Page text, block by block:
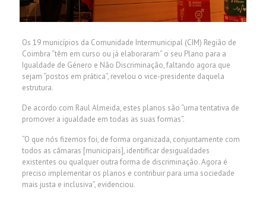
Os 19 municípios da Comunidade Intermunicipal (CIM) Região de
Coimbra “têm em curso ou já elaboraram” o seu Plano para a
Igualdade de Género e Não Discriminação, faltando agora que
sejam “postos em prática”, revelou o vice-presidente daquela
estrutura.
De acordo com Raul Almeida, estes planos são “uma tentativa de
promover a igualdade em todas as suas formas”.
“O que nós fizemos foi, de forma organizada, conjuntamente com
todos as câmaras [municipais], identificar desigualdades
existentes ou qualquer outra forma de discriminação. Agora é
preciso implementar os planos e contribuir para uma sociedade
mais justa e inclusiva”, evidenciou.